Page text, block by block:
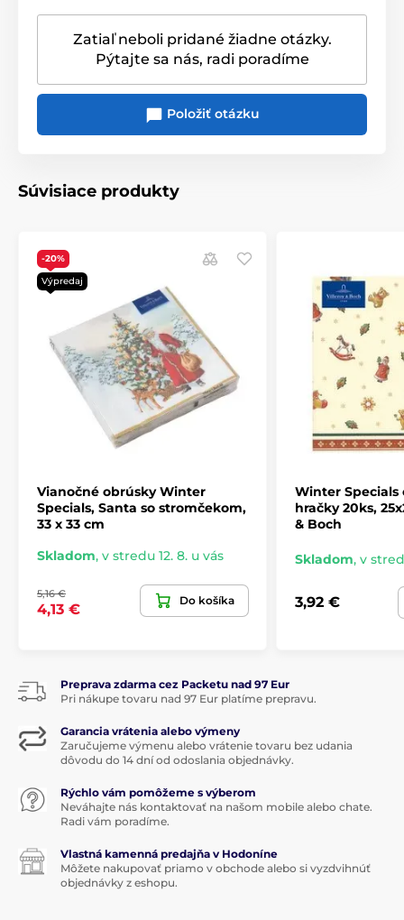
rodinné scény pred ozdobeným vianočným
stromčekom, obklopené svetielkami a zvieratkami.
Kolekcia Christmas Lights
Tohtoročnásiedma zberateľská edícia,
ktorú navrhla
česká ilustrátorkaRenata Fučíková
, nesie názov
"Christmas Lights" - "Vianočné svetielka
prináša
kúzlo Vianoc do každého domova. Kolekcia oslavuje
radostné vianočné chvíle a nostalgiu detstva
prostredníctvom veselo ladených dekorácií. Zahŕňa
pokojných tónoch.
Porcelánové predmety zachytávajú deti pri
zdobenie domácnosti, a vytvárajú útulnú atmosféru.
vianočného stromčeka, ktorý žiari svetielkami, a
zobrazuje zvieratá, ako sú psy a papagáje, v tejto
slúži ako obľúbenýdarčekový predmetuž viac ako
rokov
Produkt je zaradený v kategóriách
Vianočné stolovanie Vianočné obrúsky
Zatiaľ neboli pridané žiadne otázky.
Pýtajte sa nás, radi poradíme
Položiť otázku
Súvisiace produkty
-20%
Výpredaj
Vianočné obrúsky Winter
Specials, Santa so stromčekom,
33 x 33 cm
Skladom, v stredu 12. 8. u vás
5,16 €
4,13 €
Do košíka
Winter Specials
hračky 20ks,
& Boch
Skladom, v
3,92 €
Preprava zdarma cez Packetu nad 97 Eur
Pri nákupe tovaru nad 97 Eur platíme prepravu.
Garancia vrátenia alebo výmeny
Zaručujeme výmenu alebo vrátenie tovaru bez udania
dôvodu do 14 dní od odoslania objednávky.
Rýchlo vám pomôžeme s výberom
Neváhajte nás kontaktovať na našom mobile alebo chate.
Radi vám poradíme.
Vlastná kamenná predajňa v Hodoníne
Môžete nakupovať priamo v obchode alebo si vyzdvihnúť
objednávky z eshopu.